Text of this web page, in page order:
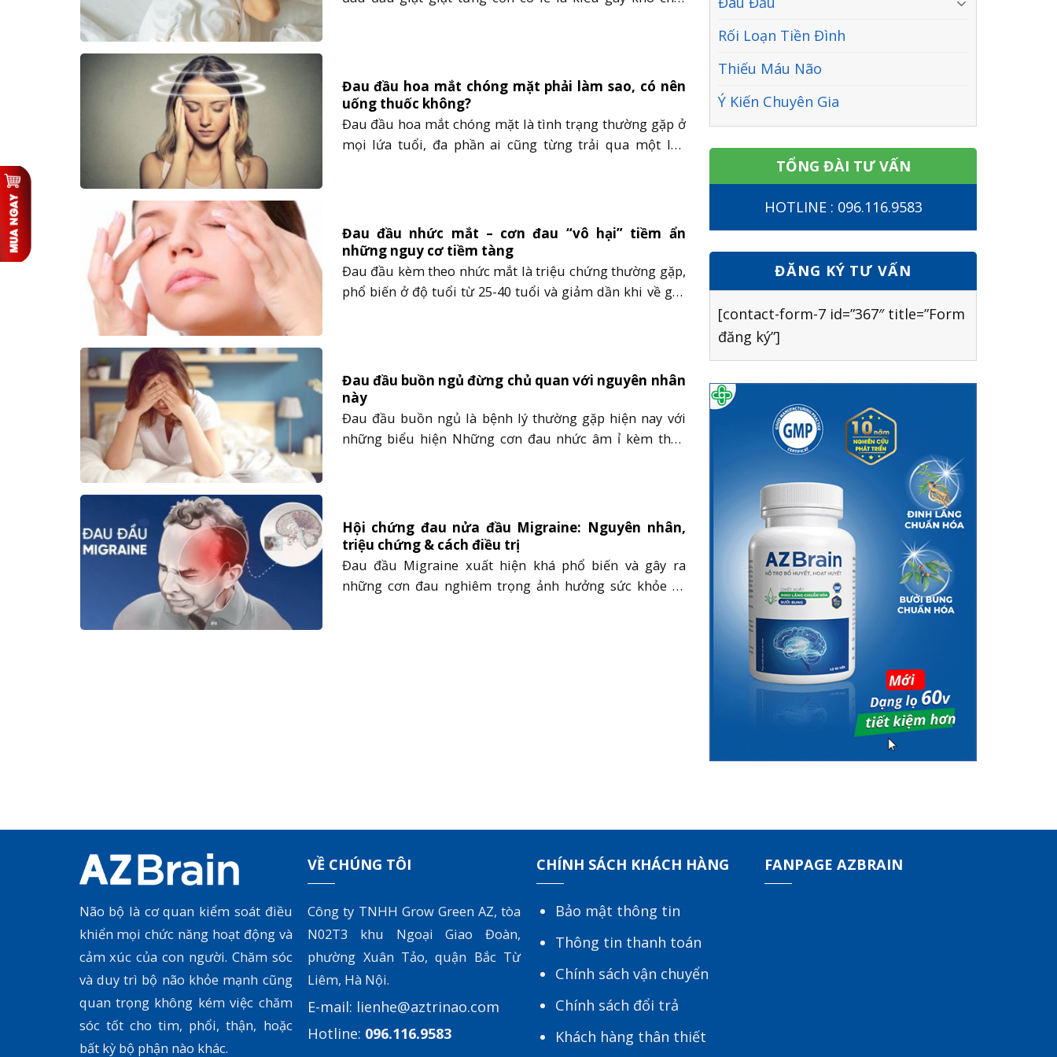
Đau đầu hoa mắt chóng mặt phải làm sao, có nên
uống thuốc không?
Đau đầu hoa mắt chóng mặt là tình trạng thường gặp ở
mọi lứa tuổi, đa phần ai cũng từng trải qua một lần
Đau đầu nhức mắt – cơn đau “vô hại” tiềm ẩn
những nguy cơ tiềm tàng
Đau đầu kèm theo nhức mắt là triệu chứng thường gặp,
phổ biến ở độ tuổi từ 25-40 tuổi và giảm dần khi về già.
Đau đầu buồn ngủ đừng chủ quan với nguyên nhân
này
Đau đầu buồn ngủ là bệnh lý thường gặp hiện nay với
những biểu hiện Những cơn đau nhức âm ỉ kèm theo
lý......
Hội chứng đau nửa đầu Migraine: Nguyên nhân,
triệu chứng & cách điều trị
Đau đầu Migraine xuất hiện khá phổ biến và gây ra
những cơn đau nghiêm trọng ảnh hưởng sức khỏe và
Rối Loạn Tiền Đình
Thiếu Máu Não
Ý Kiến Chuyên Gia
TỔNG ĐÀI TƯ VẤN
HOTLINE : 096.116.9583
ĐĂNG KÝ TƯ VẤN
[contact-form-7 id=”367″ title=”Form
đăng ký”]
Não bộ là cơ quan kiểm soát điều
khiển mọi chức năng hoạt động và
cảm xúc của con người. Chăm sóc
và duy trì bộ não khỏe mạnh cũng
quan trọng không kém việc chăm
sóc tốt cho tim, phổi, thận, hoặc
bất kỳ bộ phận nào khác.
VỀ CHÚNG TÔI
Công ty TNHH Grow Green AZ, tòa
N02T3 khu Ngoại Giao Đoàn,
phường Xuân Tảo, quận Bắc Từ
Liêm, Hà Nội.
E-mail: lienhe@aztrinao.com
Hotline: 096.116.9583
CHÍNH SÁCH KHÁCH HÀNG
Bảo mật thông tin
Thông tin thanh toán
Chính sách vận chuyển
Chính sách đổi trả
Khách hàng thân thiết
FANPAGE AZBRAIN